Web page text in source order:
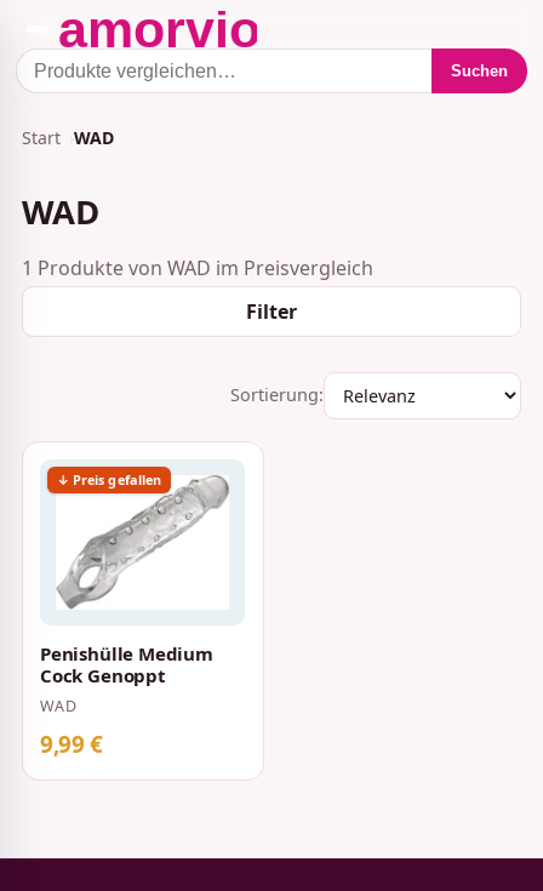
Suchen
Start WAD
WAD
1 Produkte von WAD im Preisvergleich
Filter
Sortierung:
↓ Preis gefallen
Penishülle Medium
Cock Genoppt
WAD
9,99 €